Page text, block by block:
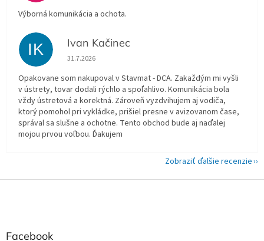
Výborná komunikácia a ochota.
IK Ivan Kačinec
Hodnotenie obchodu je 5 z 5 hviezdičiek.
31.7.2026
Opakovane som nakupoval v Stavmat - DCA. Zakaždým mi vyšli
v ústrety, tovar dodali rýchlo a spoľahlivo. Komunikácia bola
vždy ústretová a korektná. Zároveň vyzdvihujem aj vodiča,
ktorý pomohol pri vykládke, prišiel presne v avizovanom čase,
správal sa slušne a ochotne. Tento obchod bude aj naďalej
mojou prvou voľbou. Ďakujem
Zobraziť ďalšie recenzie
Z
Facebook